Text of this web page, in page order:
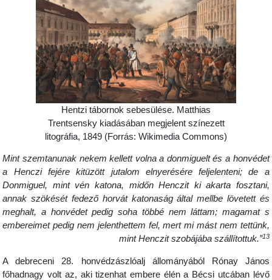
Hentzi tábornok sebesülése. Matthias
Trentsensky kiadásában megjelent színezett
litográfia, 1849 (Forrás: Wikimedia Commons)
Mint szemtanunak nekem kellett volna a donmiguelt és a
a Henczi fejére kitüzött jutalom elnyerésére feljelenteni; de
Donmiguel, mint vén katona, midőn Henczit ki akarta
annak szökését fedező horvát katonaság által mellbe lövetett
meghalt, a honvédet pedig soha többé nem láttam; magamat
embereimet pedig nem jelenthettem fel, mert mi mást nem
mint Henczit szobájába szállítottuk.”
A debreceni 28. honvédzászlóalj állományából Rónay
főhadnagy volt az, aki tizenhat embere élén a Bécsi utcában